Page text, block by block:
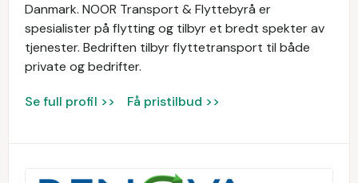
Danmark. NOOR Transport & Flyttebyrå er
spesialister på flytting og tilbyr et bredt spekter av
tjenester. Bedriften tilbyr flyttetransport til både
private og bedrifter.
Se full profil >> Få pristilbud >>